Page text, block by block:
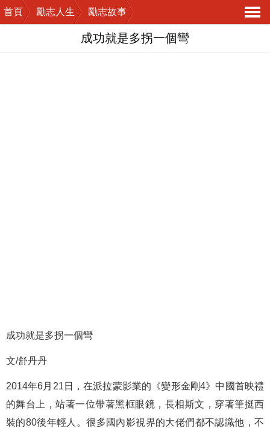
首頁 勵志人生
勵志故事
導
成功就是多拐一個彎
成功就是多拐一個彎
文/舒丹丹
2014年6月21日，在派拉蒙影業的《變形金剛4》中國首映禮
的舞台上，站著一位帶著黑框眼鏡，長相斯文，穿著筆挺西
裝的80後年輕人。很多國內影視界的大佬們都不認識他，不